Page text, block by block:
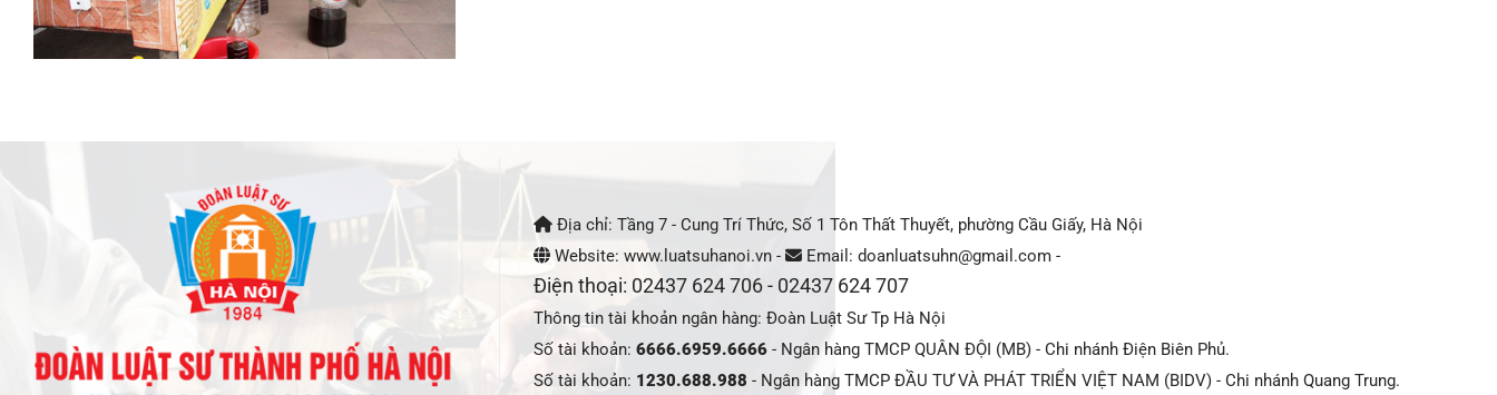
Địa chỉ: Tầng 7 - Cung Trí Thức, Số 1 Tôn Thất Thuyết, phường Cầu Giấy, Hà Nội
Website: www.luatsuhanoi.vn -
Email: doanluatsuhn@gmail.com -
Điện thoại: 02437 624 706 - 02437 624 707
Thông tin tài khoản ngân hàng: Đoàn Luật Sư Tp Hà Nội
Số tài khoản: 6666.6959.6666 - Ngân hàng TMCP QUÂN ĐỘI (MB) - Chi nhánh Điện Biên Phủ.
Số tài khoản: 1230.688.988 - Ngân hàng TMCP ĐẦU TƯ VÀ PHÁT TRIỂN VIỆT NAM (BIDV) - Chi nhánh Quang Trung.